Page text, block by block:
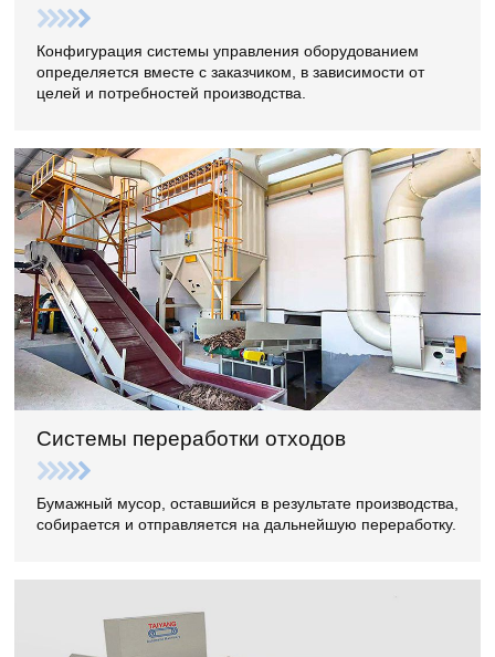
Конфигурация системы управления оборудованием
определяется вместе с заказчиком, в зависимости от
целей и потребностей производства.
Системы переработки отходов
Бумажный мусор, оставшийся в результате производства,
собирается и отправляется на дальнейшую переработку.